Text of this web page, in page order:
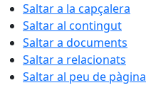
Saltar a la capçalera
Saltar al contingut
Saltar a documents
Saltar a relacionats
Saltar al peu de pàgina